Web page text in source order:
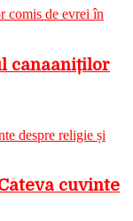
canaaniților
cuvinte